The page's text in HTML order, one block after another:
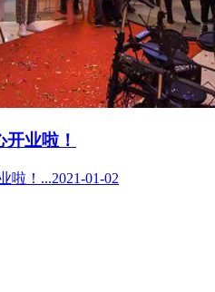
业啦！
啦！...2021-01-02